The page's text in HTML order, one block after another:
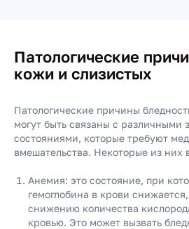
Патологические
кожи и слизистых
Патологические причины
могут быть связаны с различными
состояниями, которые требуют
вмешательства. Некоторые из них
Анемия: это состояние, при
гемоглобина в крови
снижению количества
кровью. Это может вызвать